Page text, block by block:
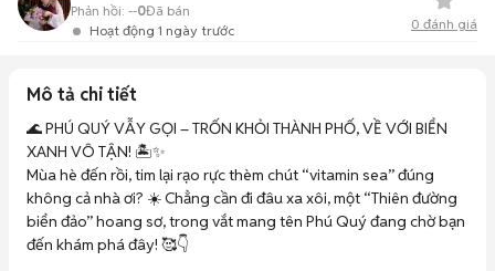
Hoạt động 1 ngày trước
Phản hồi: --0Đã bán
0 đánh giá
Mô tả chi tiết
🌊 PHÚ QUÝ VẪY GỌI – TRỐN KHỎI THÀNH PHỐ, VỀ VỚI BIỂN
XANH VÔ TẬN! 🏝️✨
Mùa hè đến rồi, tim lại rạo rực thèm chút “vitamin sea” đúng
không cả nhà ơi? ☀️ Chẳng cần đi đâu xa xôi, một “Thiên đường
biển đảo” hoang sơ, trong vắt mang tên Phú Quý đang chờ bạn
đến khám phá đây! 🥰👇